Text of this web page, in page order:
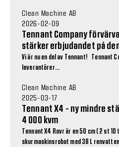
Clean Machine AB
2026-02-09
Tennant Company
stärker erbjudandet på
Vi är nu en del av Tennant! Tennant
leverantörer...
Clean Machine AB
2025-03-17
Tennant X4 - ny mindre
4 000 kvm
Tennant X4 Rovr är en 50 cm ( 2 st
skurmaskinsrobot med 38 L